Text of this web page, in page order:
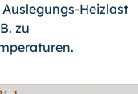
Heizlast
zu